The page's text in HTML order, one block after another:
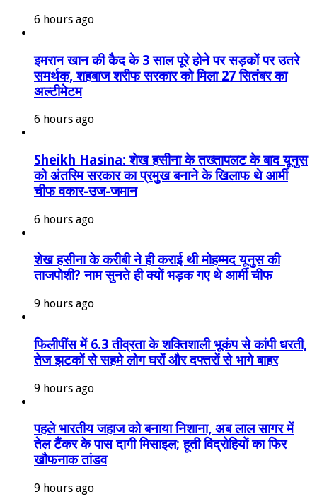
6 hours ago
इमरान खान की कैद के 3 साल पूरे होने पर सड़कों पर उतरे
समर्थक, शहबाज शरीफ सरकार को मिला 27 सितंबर का
अल्टीमेटम
6 hours ago
Sheikh Hasina: शेख हसीना के तख्तापलट के बाद यूनुस
को अंतरिम सरकार का प्रमुख बनाने के खिलाफ थे आर्मी
चीफ वकार-उज-जमान
6 hours ago
शेख हसीना के करीबी ने ही कराई थी मोहम्मद यूनुस की
ताजपोशी? नाम सुनते ही क्यों भड़क गए थे आर्मी चीफ
9 hours ago
फिलीपींस में 6.3 तीव्रता के शक्तिशाली भूकंप से कांपी धरती,
तेज झटकों से सहमे लोग घरों और दफ्तरों से भागे बाहर
9 hours ago
पहले भारतीय जहाज को बनाया निशाना, अब लाल सागर में
तेल टैंकर के पास दागी मिसाइल; हूती विद्रोहियों का फिर
खौफनाक तांडव
9 hours ago